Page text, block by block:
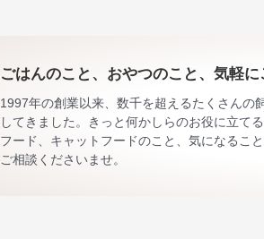
ごはんのこと、おやつのこと、気軽に
1997年の創業以来、数千を超えるたくさんの
してきました。きっと何かしらのお役に立て
フード、キャットフードのこと、気になるこ
ご相談くださいませ。